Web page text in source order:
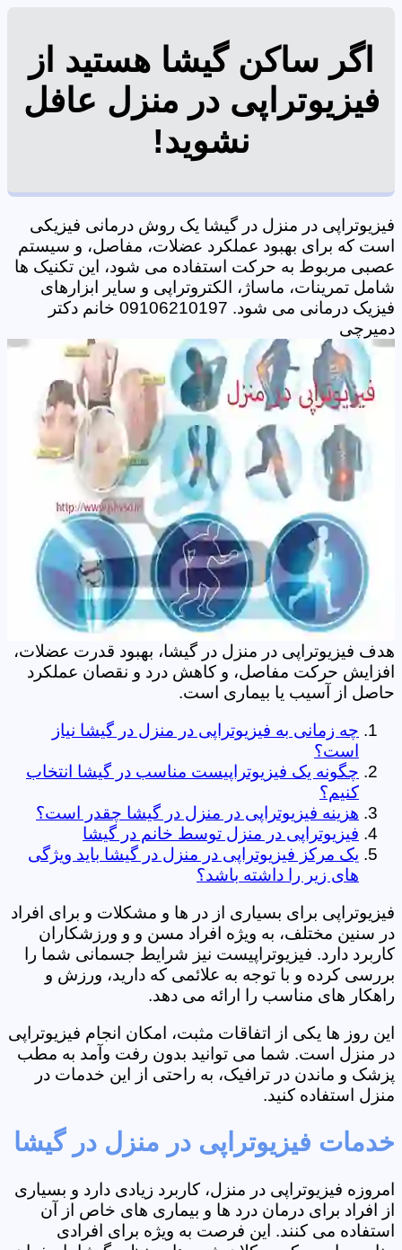
اگر ساکن گیشا هستید از
فیزیوتراپی در منزل عافل
نشوید!
فیزیوتراپی در منزل در گیشا یک روش درمانی فیزیکی
است که برای بهبود عملکرد عضلات، مفاصل، و سیستم
عصبی مربوط به حرکت استفاده می شود، این تکنیک ها
شامل تمرینات، ماساژ، الکتروتراپی و سایر ابزارهای
فیزیک درمانی می شود. 09106210197 خانم دکتر
دمیرچی
هدف فیزیوتراپی در منزل در گیشا، بهبود قدرت عضلات،
افزایش حرکت مفاصل، و کاهش درد و نقصان عملکرد
حاصل از آسیب یا بیماری است.
چه زمانی به فیزیوتراپی در منزل در گیشا نیاز
است؟
چگونه یک فیزیوتراپیست مناسب در گیشا انتخاب
کنیم؟
هزینه فیزیوتراپی در منزل در گیشا چقدر است؟
فیزیوتراپی در منزل توسط خانم در گیشا
یک مرکز فیزیوتراپی در منزل در گیشا باید ویژگی
های زیر را داشته باشد؟
فیزیوتراپی برای بسیاری از در ها و مشکلات و برای افراد
در سنین مختلف، به ویژه افراد مسن و و ورزشکاران
کاربرد دارد. فیزیوتراپیست نیز شرایط جسمانی شما را
بررسی کرده و با توجه به علائمی که دارید، ورزش و
راهکار های مناسب را ارائه می دهد.
این روز ها یکی از اتفاقات مثبت، امکان انجام فیزیوتراپی
در منزل است. شما می توانید بدون رفت وآمد به مطب
پزشک و ماندن در ترافیک، به راحتی از این خدمات در
منزل استفاده کنید.
خدمات فیزیوتراپی در منزل در گیشا
امروزه فیزیوتراپی در منزل، کاربرد زیادی دارد و بسیاری
از افراد برای درمان درد ها و بیماری های خاص از آن
استفاده می کنند. این فرصت به ویژه برای افرادی